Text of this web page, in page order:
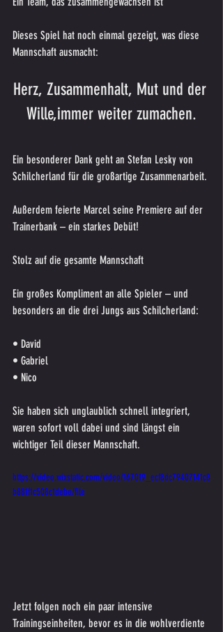
Dieses Spiel hat noch einmal gezeigt, was diese
Mannschaft ausmacht:
Herz, Zusammenhalt, Mut und der
Wille,immer weiter zumachen.
Ein besonderer Dank geht an Stefan Lesky von
Schilcherland für die großartige Zusammenarbeit.
Außerdem feierte Marcel seine Premiere auf der
Trainerbank – ein starkes Debüt!
Stolz auf die gesamte Mannschaft
Ein großes Kompliment an alle Spieler – und
besonders an die drei Jungs aus Schilcherland:
• David
• Gabriel
• Nico
Sie haben sich unglaublich schnell integriert,
waren sofort voll dabei und sind längst ein
wichtiger Teil dieser Mannschaft.
https://video.wixstatic.com/video/167019_ecf8dc79407141c8
b881f1c508c1debe/file
Jetzt folgen noch ein paar intensive
Trainingseinheiten, bevor es in die wohlverdiente